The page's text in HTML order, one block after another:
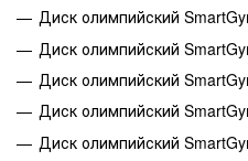
Диск олимпийский
Диск олимпийский
Диск олимпийский
Диск олимпийский
Диск олимпийский